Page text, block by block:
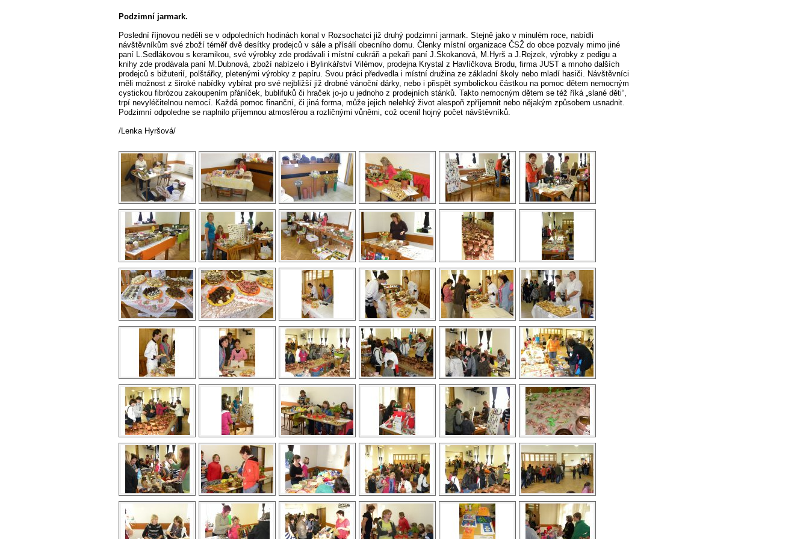
Podzimní jarmark.
Poslední říjnovou neděli se v odpoledních hodinách konal v Rozsochatci již druhý podzimní jarmark. Stejně jako v minulém roce, nabídli
návštěvníkům své zboží téměř dvě desítky prodejců v sále a přísálí obecního domu. Členky místní organizace ČSŽ do obce pozvaly mimo jiné
paní L.Sedlákovou s keramikou, své výrobky zde prodávali i místní cukráři a pekaři paní J.Skokanová, M.Hyrš a J.Rejzek, výrobky z pedigu a
knihy zde prodávala paní M.Dubnová, zboží nabízelo i Bylinkářství Vilémov, prodejna Krystal z Havlíčkova Brodu, firma JUST a mnoho dalších
prodejců s bižuterií, polštářky, pletenými výrobky z papíru. Svou práci předvedla i místní družina ze základní školy nebo mladí hasiči. Návštěvníci
měli možnost z široké nabídky vybírat pro své nejbližší již drobné vánoční dárky, nebo i přispět symbolickou částkou na pomoc dětem nemocným
cystickou fibrózou zakoupením přáníček, bublifuků či hraček jo-jo u jednoho z prodejních stánků. Takto nemocným dětem se též říká „slané děti“,
trpí nevyléčitelnou nemocí. Každá pomoc finanční, či jiná forma, může jejich nelehký život alespoň zpříjemnit nebo nějakým způsobem usnadnit.
Podzimní odpoledne se naplnilo příjemnou atmosférou a rozličnými vůněmi, což ocenil hojný počet návštěvníků.
/Lenka Hyršová/